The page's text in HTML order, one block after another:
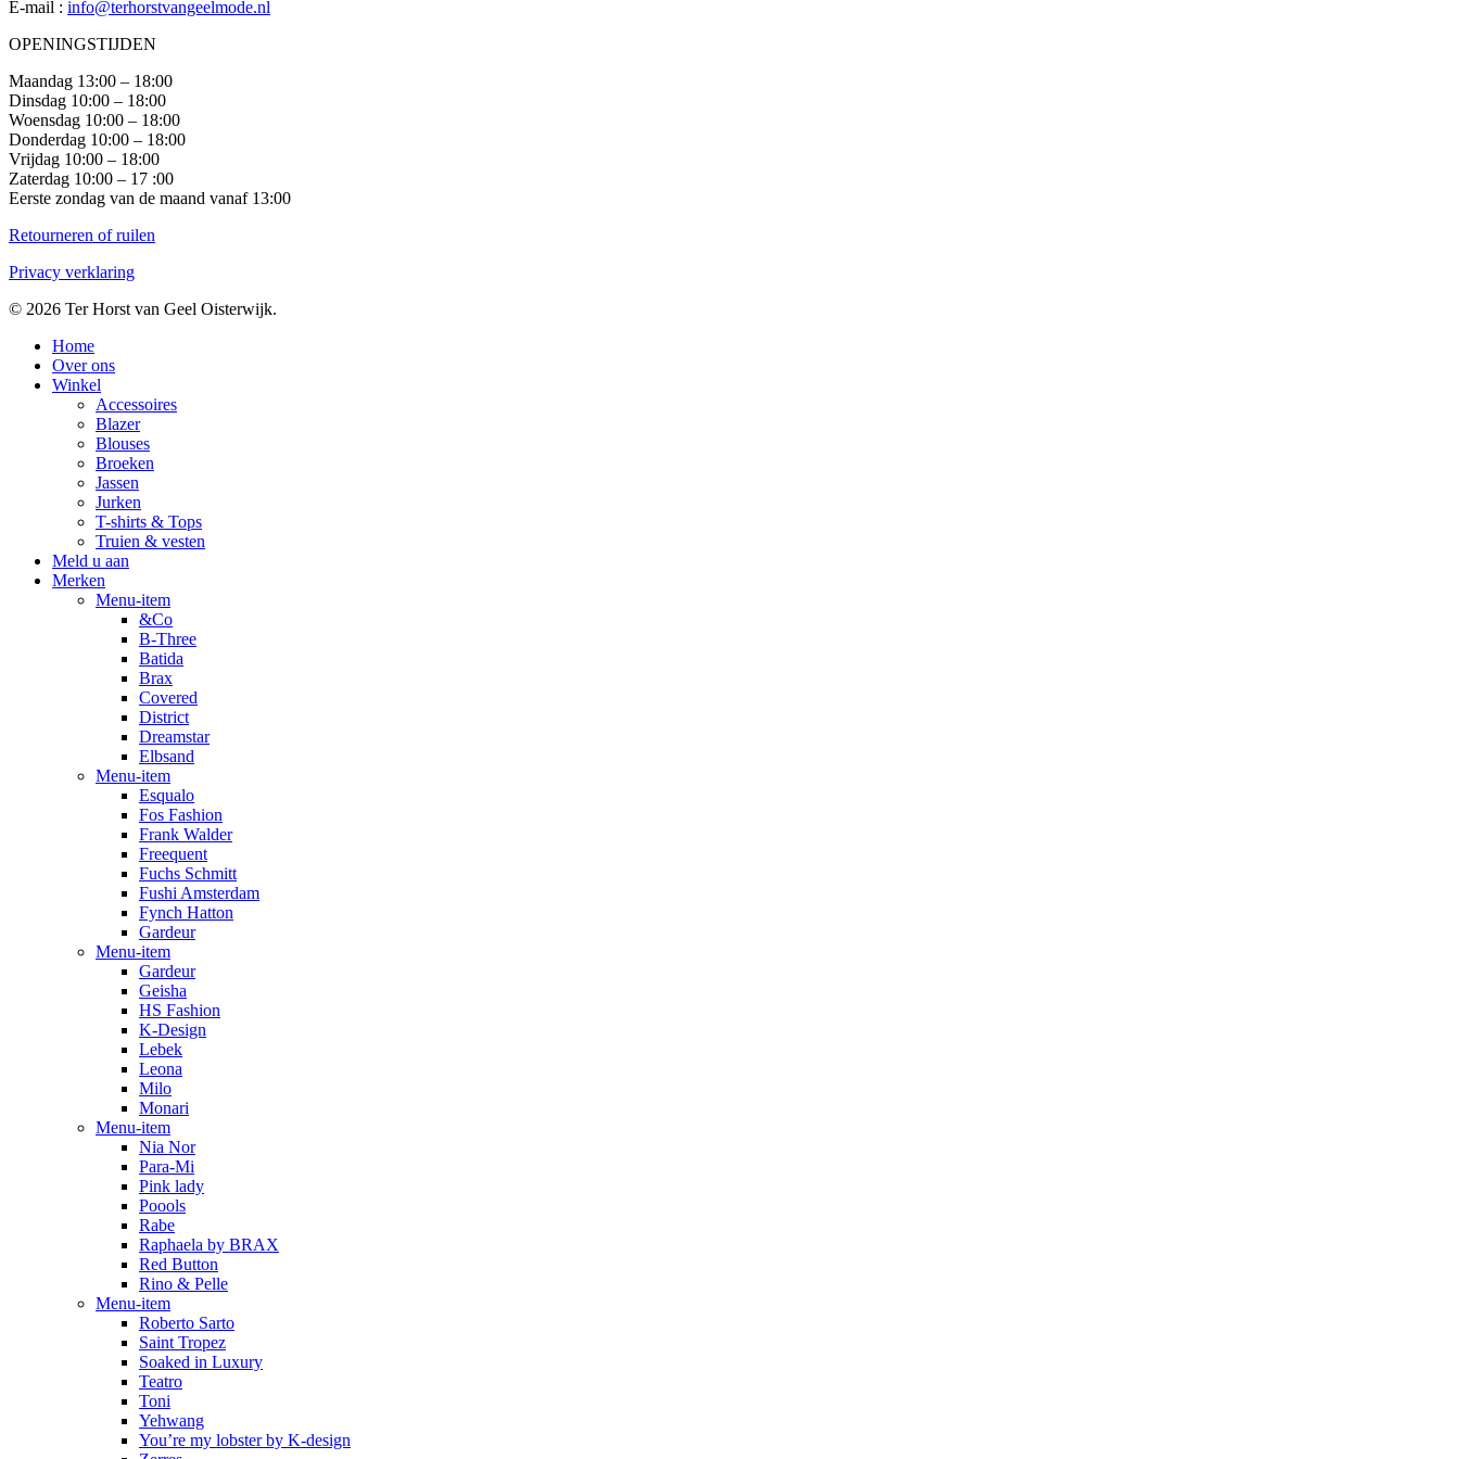
E-mail : info@terhorstvangeelmode.nl
OPENINGSTIJDEN
Maandag 13:00 – 18:00
Dinsdag 10:00 – 18:00
Woensdag 10:00 – 18:00
Donderdag 10:00 – 18:00
Vrijdag 10:00 – 18:00
Zaterdag 10:00 – 17 :00
Eerste zondag van de maand vanaf 13:00
Retourneren of ruilen
Privacy verklaring
© 2026 Ter Horst van Geel Oisterwijk.
Close
Menu
Home
Over ons
Winkel
Accessoires
Blazer
Blouses
Broeken
Jassen
Jurken
T-shirts & Tops
Truien & vesten
Meld u aan
Merken
Menu-item
&Co
B-Three
Batida
Brax
Covered
District
Dreamstar
Elbsand
Menu-item
Esqualo
Fos Fashion
Frank Walder
Freequent
Fuchs Schmitt
Fushi Amsterdam
Fynch Hatton
Gardeur
Menu-item
Gardeur
Geisha
HS Fashion
K-Design
Lebek
Leona
Milo
Monari
Menu-item
Nia Nor
Para-Mi
Pink lady
Poools
Rabe
Raphaela by BRAX
Red Button
Rino & Pelle
Menu-item
Roberto Sarto
Saint Tropez
Soaked in Luxury
Teatro
Toni
Yehwang
You’re my lobster by K-design